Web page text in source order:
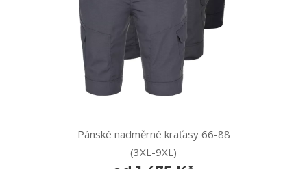
Pánské nadměrné kraťasy 66-88
(3XL-9XL)